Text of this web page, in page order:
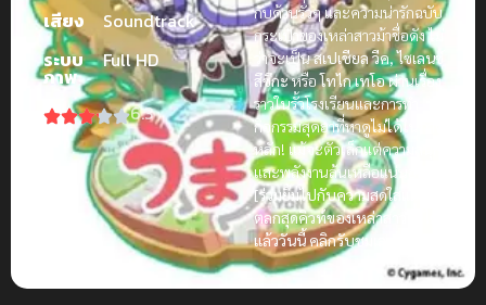
เสียง
Soundtrack
ระบบ
ภาพ
Full HD
6.3
กับด้านรั่วๆ และความน่ารักฉบับ
กระเป๋าของเหล่าสาวม้าชื่อดัง ไม่
ว่าจะเป็นสเปเชียล วีค,ไซเลนซ์
สึซึกะหรือโทไก เทโอผ่านเรื่อง
ราวในรั้วโรงเรียนและการทำ
กิจกรรมสุดฮาที่หาดูไม่ได้ในภาค
หลัก! แม้จะตัวเล็กแต่ความสนุก
และพลังงานล้นเหลือแน่นอน
[ร่วมยิ้มไปกับความสดใสและมุก
ตลกสุดคิวท์ของเหล่าสาวม้าได้
แล้ววันนี้ คลิกรับชมเลย!]